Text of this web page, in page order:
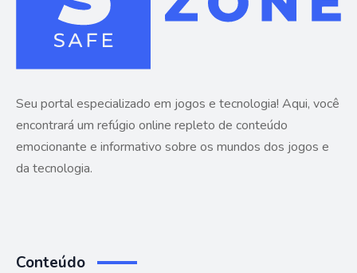
Seu portal especializado em jogos e tecnologia! Aqui, você
encontrará um refúgio online repleto de conteúdo
emocionante e informativo sobre os mundos dos jogos e
da tecnologia.
Conteúdo